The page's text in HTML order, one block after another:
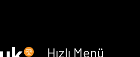
Hızlı Menü